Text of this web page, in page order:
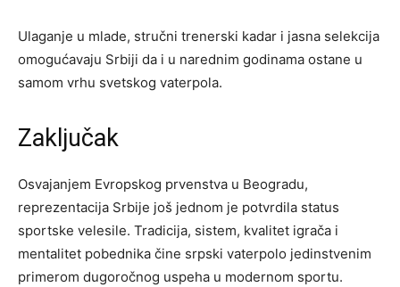
Ulaganje u mlade, stručni trenerski kadar i jasna selekcija
omogućavaju Srbiji da i u narednim godinama ostane u
samom vrhu svetskog vaterpola.
Zaključak
Osvajanjem Evropskog prvenstva u Beogradu,
reprezentacija Srbije još jednom je potvrdila status
sportske velesile. Tradicija, sistem, kvalitet igrača i
mentalitet pobednika čine srpski vaterpolo jedinstvenim
primerom dugoročnog uspeha u modernom sportu.